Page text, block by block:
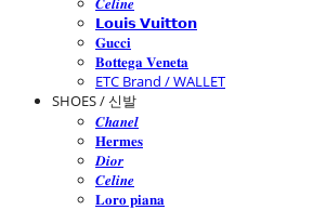
𝗟𝗼𝘂𝗶𝘀 𝗩𝘂𝗶𝘁𝘁𝗼𝗻
𝐆𝐮𝐜𝐜𝐢
𝐁𝐨𝐭𝐭𝐞𝐠𝐚 𝐕𝐞𝐧𝐞𝐭𝐚
ETC Brand / WALLET
SHOES / 신발
𝑪𝒉𝒂𝒏𝒆𝒍
𝐇𝐞𝐫𝐦𝐞𝐬
𝑫𝒊𝒐𝒓
𝑪𝒆𝒍𝒊𝒏𝒆
𝐋𝐨𝐫𝐨 𝐩𝐢𝐚𝐧𝐚